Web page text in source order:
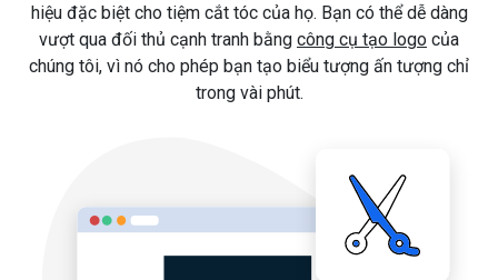
hiệu đặc biệt cho tiệm cắt tóc của họ. Bạn có thể dễ dàng
vượt qua đối thủ cạnh tranh bằng công cụ tạo logo của
chúng tôi, vì nó cho phép bạn tạo biểu tượng ấn tượng chỉ
trong vài phút.